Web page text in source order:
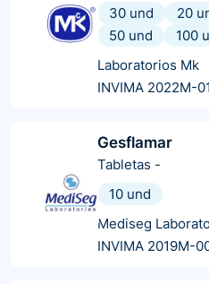
30 und
20
50 und
100
Laboratorios Mk
INVIMA 2022M-
Gesflamar
Tabletas -
10 und
Mediseg
INVIMA 2019M-